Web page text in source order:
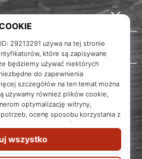
WePlayVolleyball.pl
Instagram